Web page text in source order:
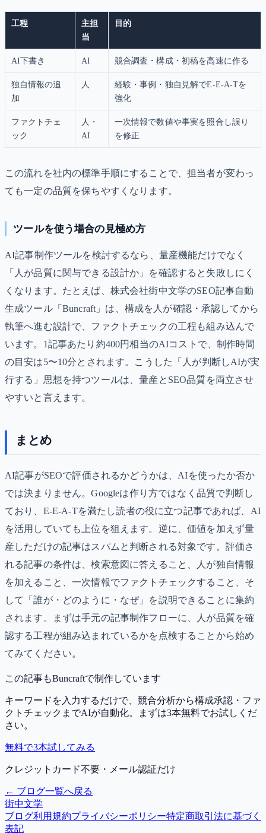
工程
主担
当
目的
AI下書き AI 競合調査・構成・初稿を高速に作る
独自情報の追
加
人
経験・事例・独自見解でE-E-A-Tを
強化
ファクトチェ
ック
人・
AI
一次情報で数値や事実を照合し誤り
を修正
この流れを社内の標準手順にすることで、担当者が変わっ
ても一定の品質を保ちやすくなります。
ツールを使う場合の見極め方
AI記事制作ツールを検討するなら、量産機能だけでなく
「人が品質に関与できる設計か」を確認すると失敗しにく
くなります。たとえば、株式会社街中文学のSEO記事自動
生成ツール「Buncraft」は、構成を人が確認・承認してから
執筆へ進む設計で、ファクトチェックの工程も組み込んで
います。1記事あたり約400円相当のAIコストで、制作時間
の目安は5〜10分とされます。こうした「人が判断しAIが実
行する」思想を持つツールは、量産とSEO品質を両立させ
やすいと言えます。
まとめ
AI記事がSEOで評価されるかどうかは、AIを使ったか否か
では決まりません。Googleは作り方ではなく品質で判断し
ており、E-E-A-Tを満たし読者の役に立つ記事であれば、AI
を活用していても上位を狙えます。逆に、価値を加えず量
産しただけの記事はスパムと判断される対象です。評価さ
れる記事の条件は、検索意図に答えること、人が独自情報
を加えること、一次情報でファクトチェックすること、そ
して「誰が・どのように・なぜ」を説明できることに集約
されます。まずは手元の記事制作フローに、人が品質を確
認する工程が組み込まれているかを点検することから始め
てみてください。
この記事もBuncraftで制作しています
キーワードを入力するだけで、競合分析から構成承認・ファ
クトチェックまでAIが自動化。まずは3本無料でお試しくだ
さい。
無料で3本試してみる
クレジットカード不要・メール認証だけ
← ブログ一覧へ戻る
街中文学
ブログ利用規約プライバシーポリシー特定商取引法に基づく
表記